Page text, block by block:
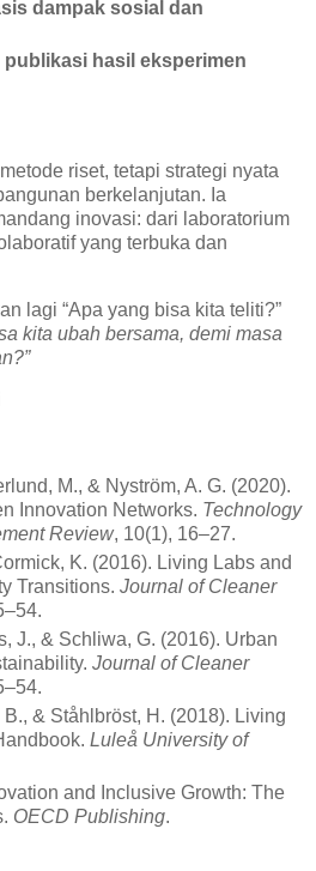
dampak sosial dan
publikasi hasil eksperimen
riset, tetapi strategi nyata
berkelanjutan. Ia
inovasi: dari laboratorium
yang terbuka dan
lagi “Apa yang bisa kita teliti?”
kita ubah bersama, demi masa
M., & Nyström, A. G. (2020).
Innovation Networks. Technology
Review, 10(1), 16–27.
K. (2016). Living Labs and
Transitions. Journal of Cleaner
J., & Schliwa, G. (2016). Urban
Journal of Cleaner
& Ståhlbröst, H. (2018). Living
Luleå University of
and Inclusive Growth: The
OECD Publishing.